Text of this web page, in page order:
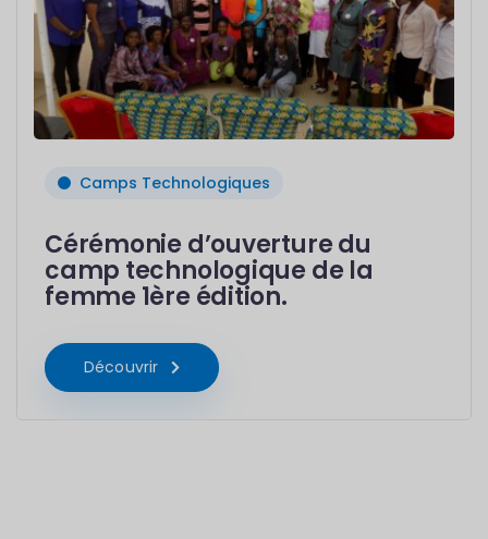
Camps Technologiques
Cérémonie d’ouverture du
camp technologique de la
femme 1ère édition.
Découvrir